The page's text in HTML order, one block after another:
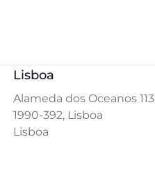
Lisboa
Alameda dos Oceanos 113
1990-392, Lisboa
Lisboa